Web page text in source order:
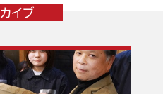
イブ